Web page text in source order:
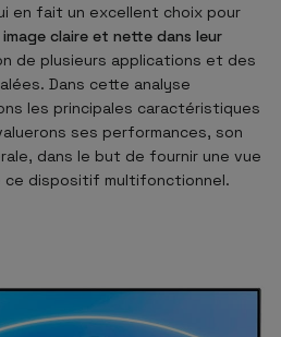
en fait un excellent choix pour
image claire et nette dans leur
de plusieurs applications et des
Dans cette analyse
les principales caractéristiques
ses performances, son
dans le but de fournir une vue
dispositif multifonctionnel.